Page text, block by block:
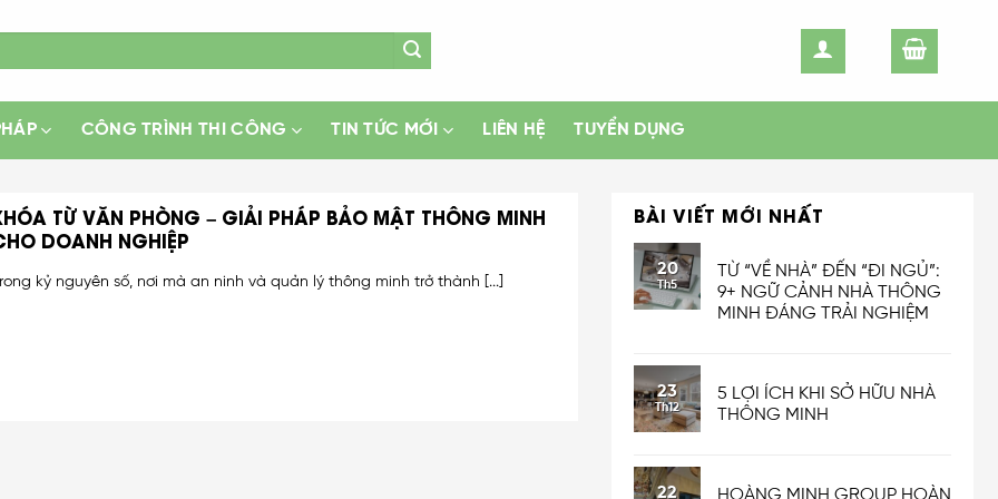
CÔNG TRÌNH THI CÔNG TIN TỨC MỚI LIÊN HỆ TUYỂN DỤNG
TỪ VĂN PHÒNG – GIẢI PHÁP BẢO MẬT THÔNG MINH
DOANH NGHIỆP
kỷ nguyên số, nơi mà an ninh và quản lý thông minh trở thành [...]
BÀI VIẾT MỚI NHẤT
20
Th5
TỪ “VỀ NHÀ” ĐẾN “ĐI NGỦ”:
9+ NGỮ CẢNH NHÀ THÔNG
MINH ĐÁNG TRẢI NGHIỆM
23
Th12
5 LỢI ÍCH KHI SỞ HỮU NHÀ
THÔNG MINH
22
HOÀNG MINH GROUP HOÀN